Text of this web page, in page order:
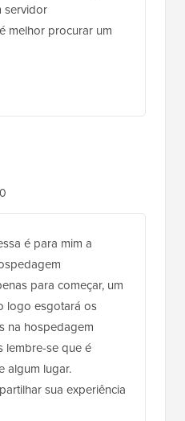
servidor
melhor procurar um
é para mim a
para começar, um
logo esgotará os
na hospedagem
lembre-se que é
algum lugar.
sua experiência